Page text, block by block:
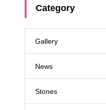
Category
Gallery
News
Stones